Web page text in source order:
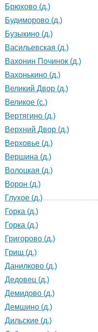
Брюхово (д.)
Будиморово (д.)
Бузыкино (д.)
Васильевская (д.)
Вахонин Починок (д.)
Вахонькино (д.)
Великий Двор (д.)
Великое (с.)
Вертягино (д.)
Верхний Двор (д.)
Верховье (д.)
Вершина (д.)
Волоцкая (д.)
Ворон (д.)
Глухое (д.)
Горка (д.)
Горка (д.)
Григорово (д.)
Грищ (д.)
Данилково (д.)
Дедовец (д.)
Демидово (д.)
Демшино (д.)
Дильские (д.)